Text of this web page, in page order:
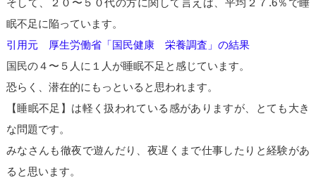
眠不足に陥っています。
引用元 厚生労働省「国民健康 栄養調査」の結果
国民の４〜５人に１人が睡眠不足と感じています。
恐らく、潜在的にもっといると思われます。
【睡眠不足】は軽く扱われている感がありますが、とても大き
な問題です。
みなさんも徹夜で遊んだり、夜遅くまで仕事したりと経験があ
ると思います。